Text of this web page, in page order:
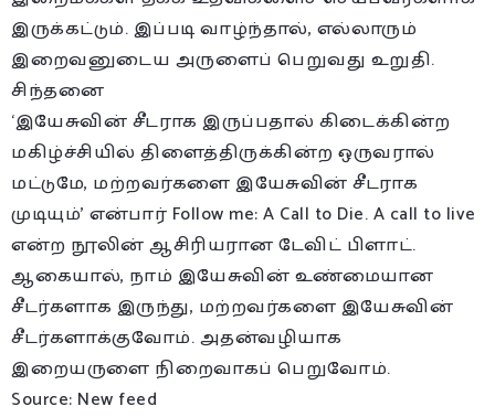
இருக்கட்டும். இப்படி வாழ்ந்தால், எல்லாரும்
இறைவனுடைய அருளைப் பெறுவது உறுதி.
சிந்தனை
‘இயேசுவின் சீடராக இருப்பதால் கிடைக்கின்ற
மகிழ்ச்சியில் திளைத்திருக்கின்ற ஒருவரால்
மட்டுமே, மற்றவர்களை இயேசுவின் சீடராக
முடியும்’ என்பார் Follow me: A Call to Die. A call to live
என்ற நூலின் ஆசிரியரான டேவிட் பிளாட்.
ஆகையால், நாம் இயேசுவின் உண்மையான
சீடர்களாக இருந்து, மற்றவர்களை இயேசுவின்
சீடர்களாக்குவோம். அதன்வழியாக
இறையருளை நிறைவாகப் பெறுவோம்.
Source: New feed